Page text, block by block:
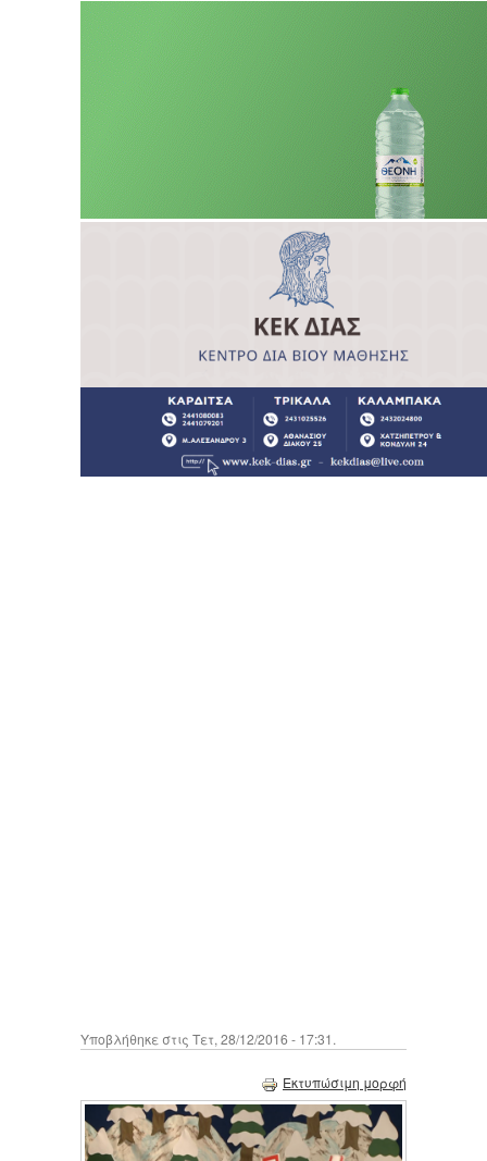
Υποβλήθηκε στις Τετ, 28/12/2016 - 17:31.
Εκτυπώσιμη μορφή